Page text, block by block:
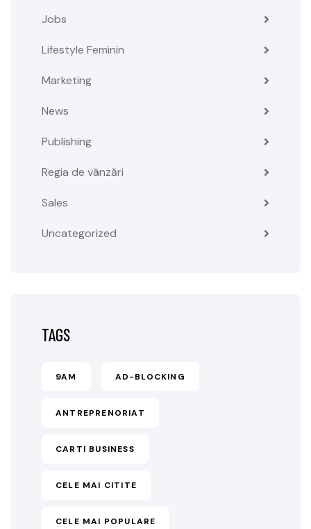
Jobs
Lifestyle Feminin
Marketing
News
Publishing
Regia de vânzări
Sales
Uncategorized
TAGS
9AM AD-BLOCKING
ANTREPRENORIAT
CARTI BUSINESS
CELE MAI CITITE
CELE MAI POPULARE